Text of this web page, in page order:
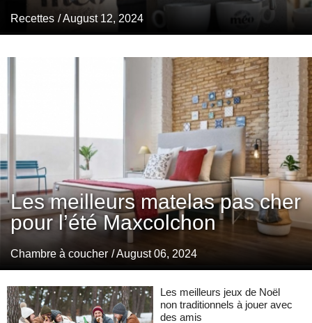
Recettes / August 12, 2024
Les meilleurs matelas pas cher
pour l’été Maxcolchon
Chambre à coucher / August 06, 2024
Les meilleurs jeux de Noël
non traditionnels à jouer avec
des amis